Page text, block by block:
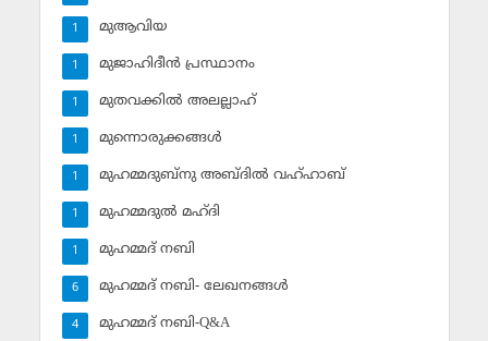
മുആവിയ
1
മുജാഹിദീന്‍ പ്രസ്ഥാനം
1
മുതവക്കില്‍ അലല്ലാഹ്
1
മുന്നൊരുക്കങ്ങള്‍
1
മുഹമ്മദുബ്‌നു അബ്ദില്‍ വഹ്ഹാബ്
1
മുഹമ്മദുല്‍ മഹ്ദി
1
മുഹമ്മദ് നബി
1
മുഹമ്മദ് നബി- ലേഖനങ്ങള്‍
6
മുഹമ്മദ് നബി-Q&A
4